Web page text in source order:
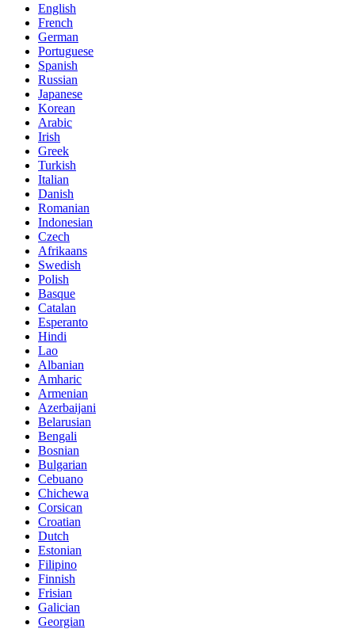
English
French
German
Portuguese
Spanish
Russian
Japanese
Korean
Arabic
Irish
Greek
Turkish
Italian
Danish
Romanian
Indonesian
Czech
Afrikaans
Swedish
Polish
Basque
Catalan
Esperanto
Hindi
Lao
Albanian
Amharic
Armenian
Azerbaijani
Belarusian
Bengali
Bosnian
Bulgarian
Cebuano
Chichewa
Corsican
Croatian
Dutch
Estonian
Filipino
Finnish
Frisian
Galician
Georgian